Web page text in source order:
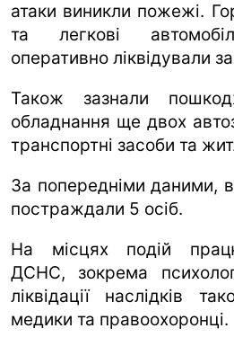
атаки виникли пожежі.
та легкові
оперативно ліквідували
Також зазнали
обладнання ще двох
транспортні засоби та
За попередніми даними,
постраждали 5 осіб.
На місцях подій
ДСНС, зокрема
ліквідації наслідків
медики та правоохоронці.